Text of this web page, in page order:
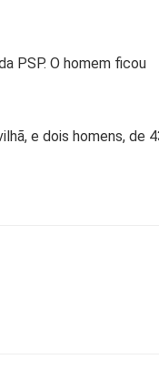
PSP. O homem ficou
e dois homens, de